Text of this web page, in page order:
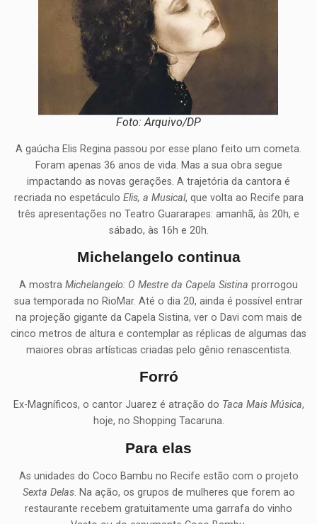
Foto: Arquivo/DP
A gaúcha Elis Regina passou por esse plano feito um cometa.
Foram apenas 36 anos de vida. Mas a sua obra segue
impactando as novas gerações. A trajetória da cantora é
recriada no espetáculo Elis, a Musical, que volta ao Recife para
três apresentações no Teatro Guararapes: amanhã, às 20h, e
sábado, às 16h e 20h.
Michelangelo continua
A mostra Michelangelo: O Mestre da Capela Sistina prorrogou
sua temporada no RioMar. Até o dia 20, ainda é possível entrar
na projeção gigante da Capela Sistina, ver o Davi com mais de
cinco metros de altura e contemplar as réplicas de algumas das
maiores obras artísticas criadas pelo gênio renascentista.
Forró
Ex-Magníficos, o cantor Juarez é atração do Taca Mais Música,
hoje, no Shopping Tacaruna.
Para elas
As unidades do Coco Bambu no Recife estão com o projeto
Sexta Delas. Na ação, os grupos de mulheres que forem ao
restaurante recebem gratuitamente uma garrafa do vinho